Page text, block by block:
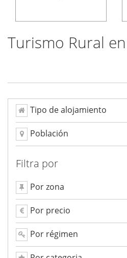
Turismo Rural
Tipo de alojamiento
Población
Filtra por
Por zona
Por precio
Por régimen